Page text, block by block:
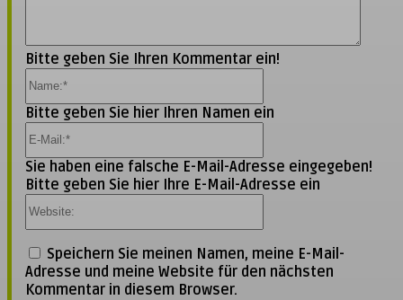
Bitte geben Sie Ihren Kommentar ein!
Bitte geben Sie hier Ihren Namen ein
Sie haben eine falsche E-Mail-Adresse eingegeben!
Bitte geben Sie hier Ihre E-Mail-Adresse ein
Speichern Sie meinen Namen, meine E-Mail-
Adresse und meine Website für den nächsten
Kommentar in diesem Browser.